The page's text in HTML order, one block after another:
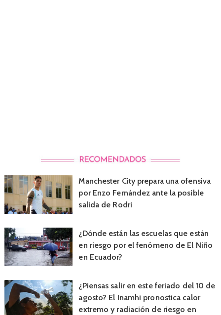
Manchester City prepara una ofensiva
por Enzo Fernández ante la posible
salida de Rodri
¿Dónde están las escuelas que están
en riesgo por el fenómeno de El Niño
en Ecuador?
¿Piensas salir en este feriado del 10 de
agosto? El Inamhi pronostica calor
extremo y radiación de riesgo en